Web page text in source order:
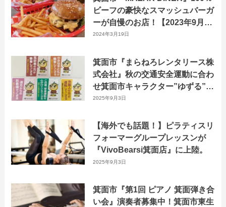
ビーフの豪快なスマッシュバーガ
ーが自慢のお店！【2023年9月3
日オープン】
2024年3月19日
箕面市『まらねろレンタリース株
式会社』秋の交通安全運動に合わ
せ箕面市キャラクター”ゆずる”の
ステッカー配布！レンタカー利用
2025年9月3日
【海外でも話題！】ピラティスリ
フォーマーグループレッスンが
『VivoBearsi箕面店』に上陸。
2025年9月3日
箕面市『第1回 ピアノ 箕面弾き合
い会』演奏者募集中！箕面市東生